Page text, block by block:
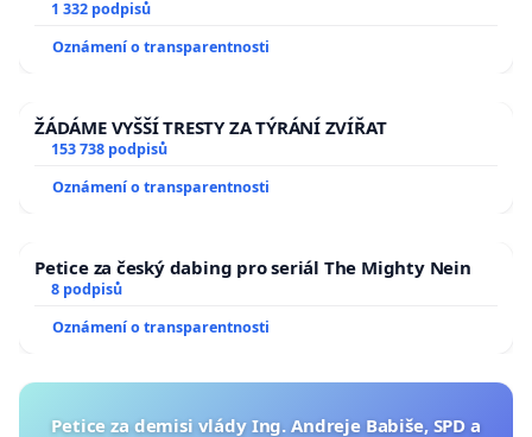
1 332 podpisů
Oznámení o transparentnosti
ŽÁDÁME VYŠŠÍ TRESTY ZA TÝRÁNÍ ZVÍŘAT
153 738 podpisů
Oznámení o transparentnosti
Petice za český dabing pro seriál The Mighty Nein
8 podpisů
Oznámení o transparentnosti
Petice za demisi vlády Ing. Andreje Babiše, SPD a